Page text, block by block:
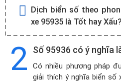
Dịch biển số theo
xe 95935 là Tốt hay Xấu?
2 Số 95936 có ý nghĩa
Có nhiều phương pháp
giải thích ý nghĩa biển số